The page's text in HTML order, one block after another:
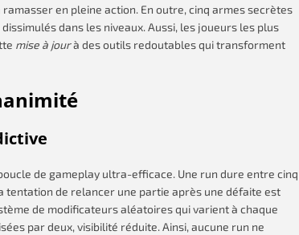
en pleine action. En outre, cinq armes secrètes
dans les niveaux. Aussi, les joueurs les plus
mise à jourà des outils redoutables qui transforment
de gameplay ultra-efficace. Une run dure entre cinq
tentation de relancer une partie après une défaite est
de modificateurs aléatoires qui varient à chaque
par deux, visibilité réduite. Ainsi, aucune run ne